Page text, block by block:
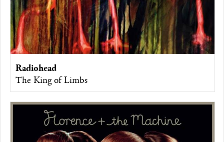
Radiohead
The King of Limbs